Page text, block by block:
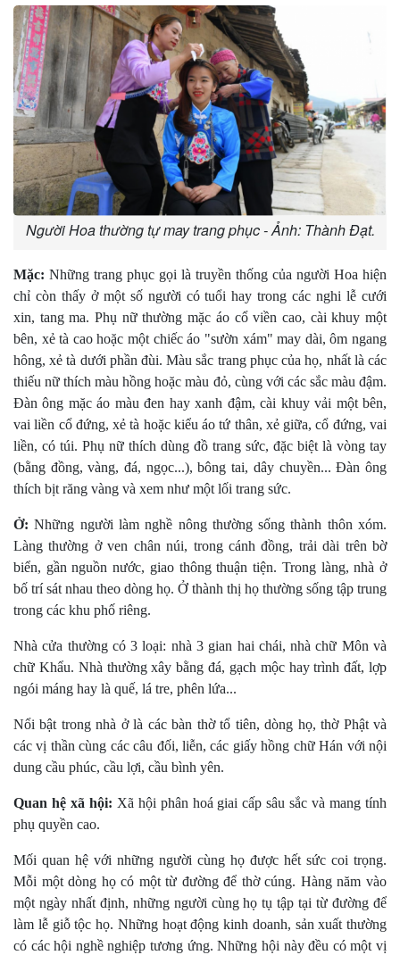
Người Hoa thường tự may trang phục - Ảnh: Thành Đạt.
Mặc: Những trang phục gọi là truyền thống của người Hoa hiện
chỉ còn thấy ở một số người có tuổi hay trong các nghi lễ cưới
xin, tang ma. Phụ nữ thường mặc áo cổ viền cao, cài khuy một
bên, xẻ tà cao hoặc một chiếc áo "sườn xám" may dài, ôm ngang
hông, xẻ tà dưới phần đùi. Màu sắc trang phục của họ, nhất là các
thiếu nữ thích màu hồng hoặc màu đỏ, cùng với các sắc màu đậm.
Ðàn ông mặc áo màu đen hay xanh đậm, cài khuy vải một bên,
vai liền cổ đứng, xẻ tà hoặc kiểu áo tứ thân, xẻ giữa, cổ đứng, vai
liền, có túi. Phụ nữ thích dùng đồ trang sức, đặc biệt là vòng tay
(bằng đồng, vàng, đá, ngọc...), bông tai, dây chuyền... Ðàn ông
thích bịt răng vàng và xem như một lối trang sức.
Ở:Những người làm nghề nông thường sống thành thôn xóm.
Làng thường ở ven chân núi, trong cánh đồng, trải dài trên bờ
biển, gần nguồn nước, giao thông thuận tiện. Trong làng, nhà ở
bố trí sát nhau theo dòng họ. Ở thành thị họ thường sống tập trung
trong các khu phố riêng.
Nhà cửa thường có 3 loại: nhà 3 gian hai chái, nhà chữ Môn và
chữ Khẩu. Nhà thường xây bằng đá, gạch mộc hay trình đất, lợp
ngói máng hay là quế, lá tre, phên lứa...
Nổi bật trong nhà ở là các bàn thờ tổ tiên, dòng họ, thờ Phật và
các vị thần cùng các câu đối, liễn, các giấy hồng chữ Hán với nội
dung cầu phúc, cầu lợi, cầu bình yên.
Quan hệ xã hội: Xã hội phân hoá giai cấp sâu sắc và mang tính
phụ quyền cao.
Mối quan hệ với những người cùng họ được hết sức coi trọng.
Mỗi một dòng họ có một từ đường để thờ cúng. Hàng năm vào
một ngày nhất định, những người cùng họ tụ tập tại từ đường để
làm lễ giỗ tộc họ. Những hoạt động kinh doanh, sản xuất thường
có các hội nghề nghiệp tương ứng. Những hội này đều có một vị